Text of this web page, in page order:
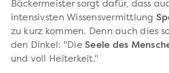
Bäckermeister sorgt dafür, dass
intensivsten Wissensvermittlung
zu kurz kommen. Denn auch dies
den Dinkel: "DieSeele des
und voll Heiterkeit."